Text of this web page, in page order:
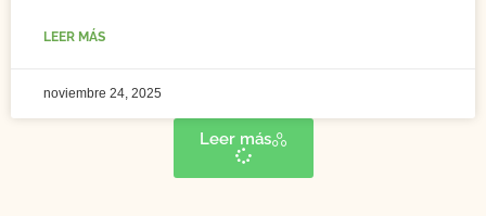
LEER MÁS
noviembre 24, 2025
Leer más